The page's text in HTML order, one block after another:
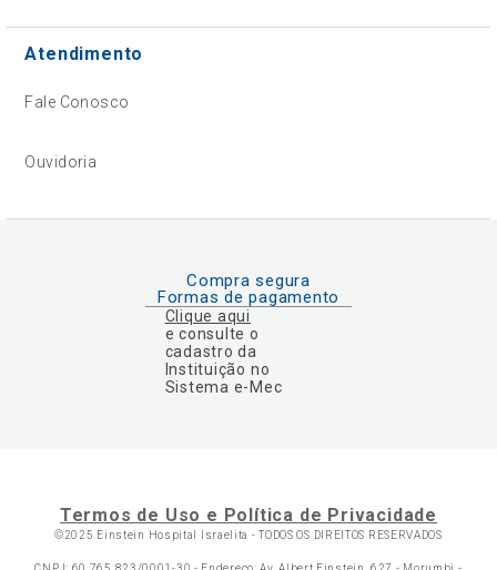
Atendimento
Fale Conosco
Ouvidoria
Compra segura
Formas de pagamento
Clique aqui
e consulte o
cadastro da
Instituição no
Sistema e-Mec
Termos de Uso e Política de Privacidade
©2025 Einstein Hospital Israelita -TODOS OS DIREITOS RESERVADOS